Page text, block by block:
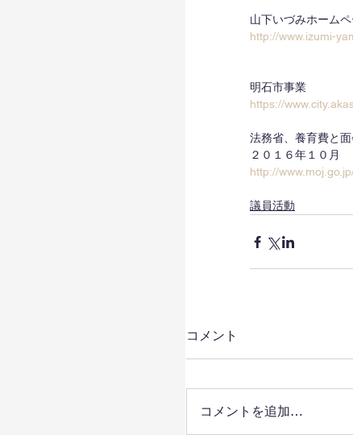
山下いづみホーム
http://www.izumi-
明石市事業
https://
法務省、養育費と
２０１６年１０月
http://
議員活動
コメント
コメントを追加…